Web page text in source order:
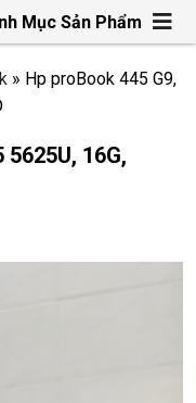
Mục Sản Phẩm
» Hp proBook 445 G9,
16G,